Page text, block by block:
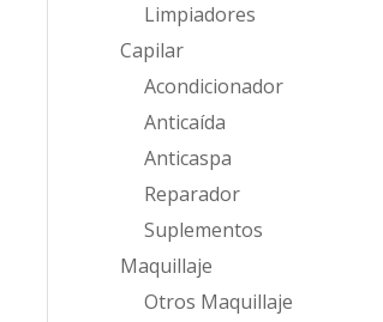
Limpiadores
Capilar
Acondicionador
Anticaída
Anticaspa
Reparador
Suplementos
Maquillaje
Otros Maquillaje